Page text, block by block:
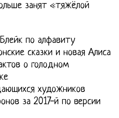
занят «тяжёлой
по алфавиту
сказки и новая Алиса
о голодном
художников
за 2017-й по версии